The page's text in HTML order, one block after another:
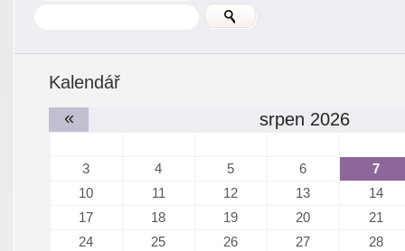
Kalendář
«
srpen 2026
3 4 5 6
7
10
11 12 13
14
17
18 19 20
21
24
25 26 27
28